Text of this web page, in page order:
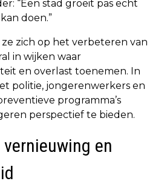
“Een stad groeit pas echt
doen.”
zich op het verbeteren van
in wijken waar
en overlast toenemen. In
politie, jongerenwerkers en
programma’s
perspectief te bieden.
en